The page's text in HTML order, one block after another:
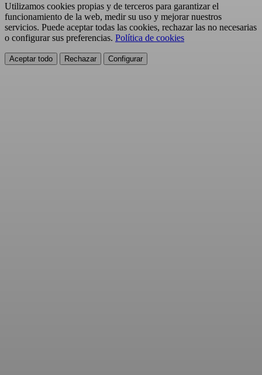
Utilizamos cookies propias y de terceros para garantizar el
funcionamiento de la web, medir su uso y mejorar nuestros
servicios. Puede aceptar todas las cookies, rechazar las no necesarias
o configurar sus preferencias. Política de cookies
Aceptar todo Rechazar Configurar